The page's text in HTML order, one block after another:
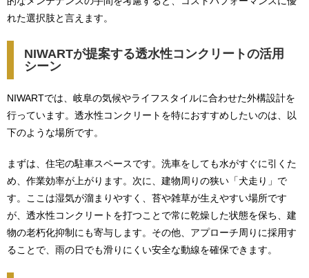
れた選択肢と言えます。
NIWARTが提案する透水性コンクリートの活用
シーン
NIWARTでは、岐阜の気候やライフスタイルに合わせた外構設計を
行っています。透水性コンクリートを特におすすめしたいのは、以
下のような場所です。
まずは、住宅の駐車スペースです。洗車をしても水がすぐに引くた
め、作業効率が上がります。次に、建物周りの狭い「犬走り」で
す。ここは湿気が溜まりやすく、苔や雑草が生えやすい場所です
が、透水性コンクリートを打つことで常に乾燥した状態を保ち、建
物の老朽化抑制にも寄与します。その他、アプローチ周りに採用す
ることで、雨の日でも滑りにくい安全な動線を確保できます。